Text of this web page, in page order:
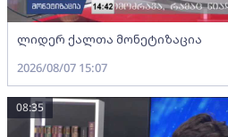
ლიდერ ქალთა მონეტიზაცია
2026/08/07 15:07
08:35